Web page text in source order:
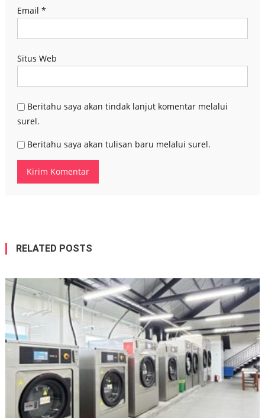
Email *
Situs Web
Beritahu saya akan tindak lanjut komentar melalui
surel.
Beritahu saya akan tulisan baru melalui surel.
RELATED POSTS